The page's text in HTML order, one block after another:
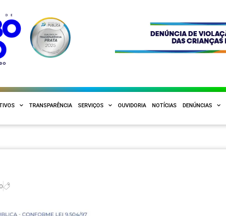
TRANSPARÊNCIA SERVIÇOS OUVIDORIA NOTÍCIAS DENÚNCIAS